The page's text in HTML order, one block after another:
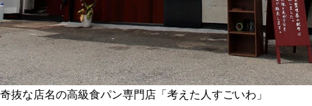
奇抜な店名の高級食パン専門店「考えた人すごいわ」